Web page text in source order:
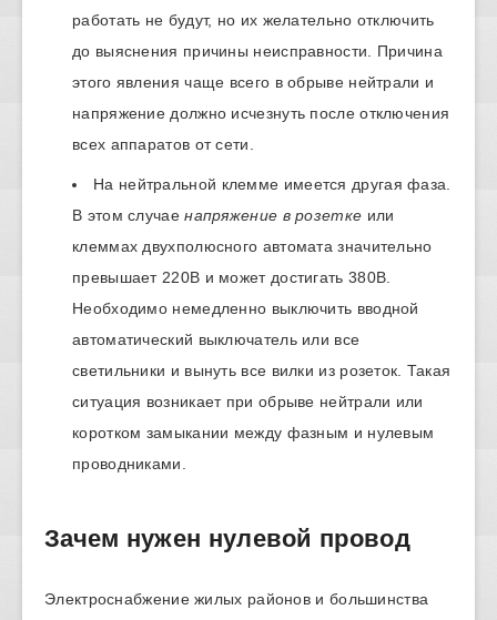
работать не будут, но их желательно отключить
до выяснения причины неисправности. Причина
этого явления чаще всего в обрыве нейтрали и
напряжение должно исчезнуть после отключения
всех аппаратов от сети.
На нейтральной клемме имеется другая фаза.
В этом случаенапряжение в розетке или
клеммах двухполюсного автомата значительно
превышает 220В и может достигать 380В.
Необходимо немедленно выключить вводной
автоматический выключатель или все
светильники и вынуть все вилки из розеток. Такая
ситуация возникает при обрыве нейтрали или
коротком замыкании между фазным и нулевым
проводниками.
Зачем нужен нулевой провод
Электроснабжение жилых районов и большинства